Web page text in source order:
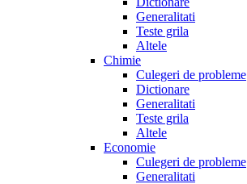
Generalitati
Teste grila
Altele
Chimie
Culegeri de probleme
Dictionare
Generalitati
Teste grila
Altele
Economie
Culegeri de probleme
Generalitati